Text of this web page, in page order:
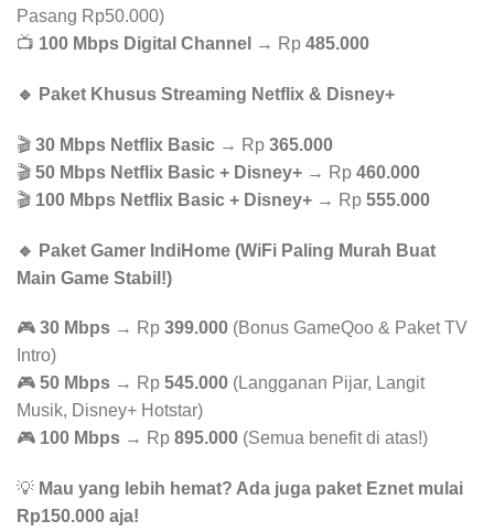
Pasang Rp50.000)
📺 100 Mbps Digital Channel → Rp 485.000
🔹 Paket Khusus Streaming Netflix & Disney+
🎬 30 Mbps Netflix Basic → Rp 365.000
🎬 50 Mbps Netflix Basic + Disney+ → Rp 460.000
🎬 100 Mbps Netflix Basic + Disney+ → Rp 555.000
🔹 Paket Gamer IndiHome (WiFi Paling Murah Buat
Main Game Stabil!)
🎮 30 Mbps → Rp 399.000 (Bonus GameQoo & Paket TV
Intro)
🎮 50 Mbps → Rp 545.000 (Langganan Pijar, Langit
Musik, Disney+ Hotstar)
🎮 100 Mbps → Rp 895.000 (Semua benefit di atas!)
💡 Mau yang lebih hemat? Ada juga paket Eznet mulai
Rp150.000 aja!